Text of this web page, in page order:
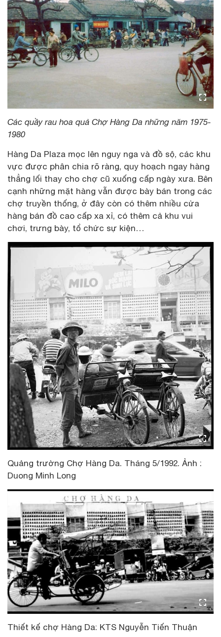
Các quầy rau hoa quả Chợ Hàng Da những năm 1975-
1980
Hàng Da Plaza mọc lên nguy nga và đồ sộ, các khu
vực được phân chia rõ ràng, quy hoạch ngay hàng
thẳng lối thay cho chợ cũ xuống cấp ngày xưa. Bên
cạnh những mặt hàng vẫn được bày bán trong các
chợ truyền thống, ở đây còn có thêm nhiều cửa
hàng bán đồ cao cấp xa xỉ, có thêm cả khu vui
chơi, trưng bày, tổ chức sự kiện…
Quảng trường Chợ Hàng Da. Tháng 5/1992. Ảnh :
Duong Minh Long
Thiết kế chợ Hàng Da: KTS Nguyễn Tiến Thuận